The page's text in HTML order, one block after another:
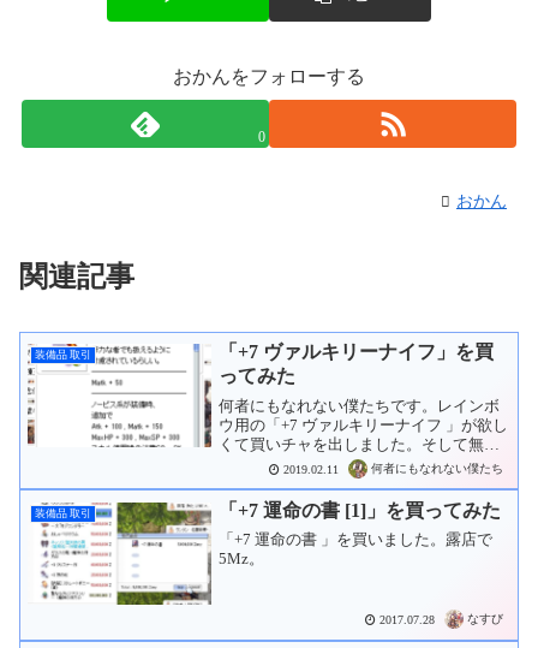
おかんをフォローする
0
おかん
関連記事
装備品 取引
「+7 ヴァルキリーナイフ」を買
ってみた
何者にもなれない僕たちです。レインボ
ウ用の「+7 ヴァルキリーナイフ 」が欲し
くて買いチャを出しました。そして無事
10Mzで購入できましたー！スパノビだと
MATKも増えるし、攻撃速度も増える
し、ちょっとノービス系にサービスしす
ぎじゃないのか...
2019.02.11 何者にもなれない僕たち
装備品 取引 「+7 運命の書 [1]」を買ってみた
「+7 運命の書 」を買いました。露店で
5Mz。
2017.07.28 なすび